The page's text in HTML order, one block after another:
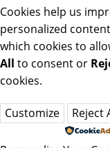
Cookies help us
personalized
which cookies to
All to consent or
cookies.
Customize Reject